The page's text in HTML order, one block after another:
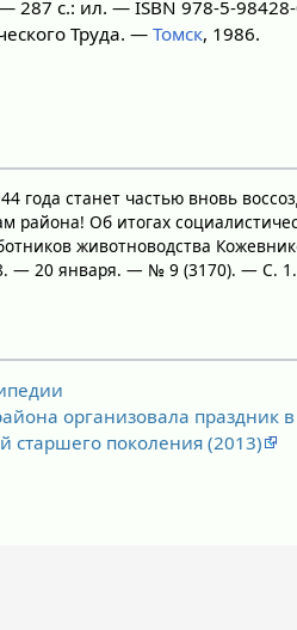
287 с.: ил. — ISBN 978-5-
Труда. — Томск, 1986.
года станет частью вновь
района! Об итогах
животноводства
— 20 января. — № 9 (3170). — С.
организовала праздник
старшего поколения (2013)